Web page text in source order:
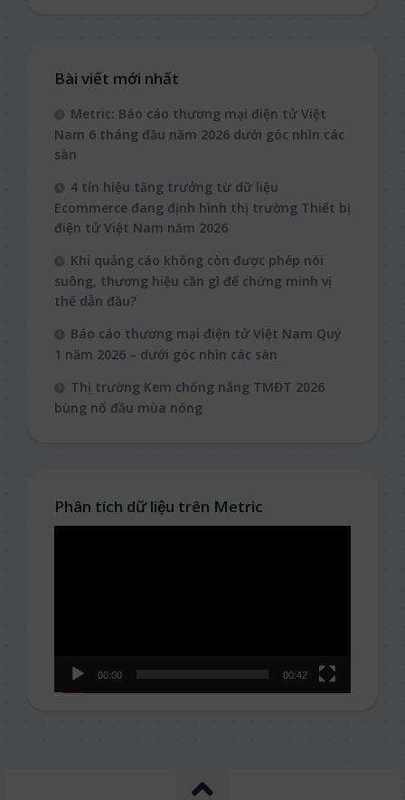
Bài viết mới nhất
Metric: Báo cáo thương mại điện tử Việt
Nam 6 tháng đầu năm 2026 dưới góc nhìn các
sàn
4 tín hiệu tăng trưởng từ dữ liệu
Ecommerce đang định hình thị trường Thiết bị
điện tử Việt Nam năm 2026
Khi quảng cáo không còn được phép nói
suông, thương hiệu cần gì để chứng minh vị
thế dẫn đầu?
Báo cáo thương mại điện tử Việt Nam Quý
1 năm 2026 – dưới góc nhìn các sàn
Thị trường Kem chống nắng TMĐT 2026
bùng nổ đầu mùa nóng
Phân tích dữ liệu trên Metric
00:00 00:42